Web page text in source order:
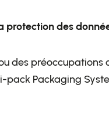
protection des
des
Packaging